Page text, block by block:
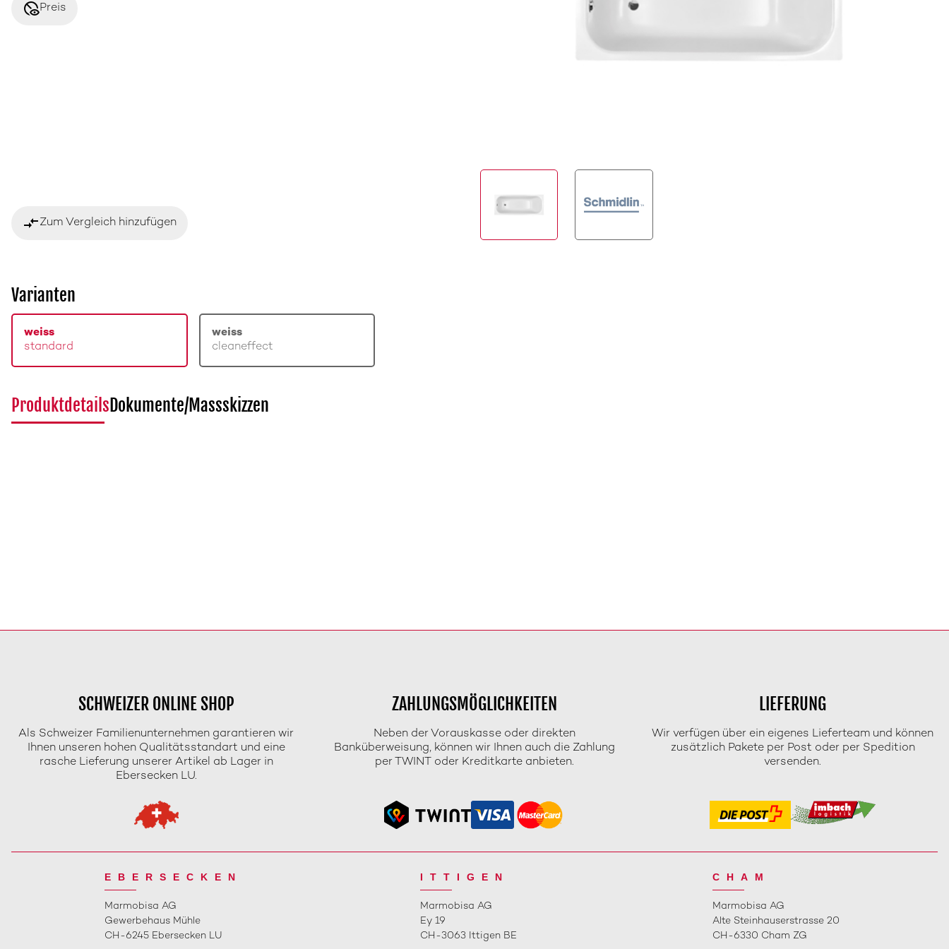
disabled_visiblePreis
compare_arrowsZum Vergleich hinzufügen
Varianten
weiss
standard
weiss
cleaneffect
ProduktdetailsDokumente/Massskizzen
SCHWEIZER ONLINE SHOP
Als Schweizer Familienunternehmen garantieren wir
Ihnen unseren hohen Qualitätsstandart und eine
rasche Lieferung unserer Artikel ab Lager in
Ebersecken LU.
ZAHLUNGSMÖGLICHKEITEN
Neben der Vorauskasse oder direkten
Banküberweisung, können wir Ihnen auch die Zahlung
per TWINT oder Kreditkarte anbieten.
LIEFERUNG
Wir verfügen über ein eigenes Lieferteam und können
zusätzlich Pakete per Post oder per Spedition
versenden.
EBERSECKEN
Marmobisa AG
Gewerbehaus Mühle
CH-6245 Ebersecken LU
ITTIGEN
Marmobisa AG
Ey 19
CH-3063 Ittigen BE
CHAM
Marmobisa AG
Alte Steinhauserstrasse 20
CH-6330 Cham ZG